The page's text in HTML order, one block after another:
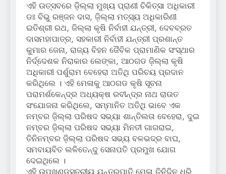
ଏହି ଉତ୍ସବରେ ଜ଼ିଲ୍ଲା ମୁଖ୍ୟ ପ୍ରାଣୀ ଚିକିତ୍ସା ଅଧିକାରୀ
ଡଃ ବିଭୁ ରଞ୍ଜନ ଦାସ, ଜ଼ିଲ୍ଲା ମତ୍ସ୍ୟ ଅଧିକାରିଣୀ
ଇତିଶ୍ରୀ ରଥ, ଜିଲ୍ଲା କୃଷି ନିର୍ବାହୀ ଯନ୍ତ୍ରୀ, ଦେବବ୍ରତ
ଦାସମହାପାତ୍ର, ସହକାରୀ ନିର୍ବାହୀ ଯନ୍ତ୍ରୀ ପ୍ରଶାନ୍ତ
କୁମାର ଜେନା, ରାଜ୍ୟ ବିହନ ଜୈବିକ ପ୍ରାମାଣିକ ସଂସ୍ଥାର
ନିର୍ଦ୍ଦେଶକ ନିରାକାର ଲେଙ୍କା, ଆଠଗଡ ଜ଼ିଲ୍ଲା କୃଷି
ଅଧିକାରୀ ପର୍ଶୁରାମ ବେହେରା ଅତିଥି ପରିଚୟ ପ୍ରଦାନ
କରିଥିଲେ । ଏହି ମେଳାକୁ ଆଠଗଡ କୃଷି ସୂଚନା
ପରାମର୍ଶକେନ୍ଦ୍ର ଅଧ୍ୟକ୍ଷ ରବୀନ୍ଦ୍ର ନାଥ ରାଉତ
ସଂଯୋଜନା କରିଥିଲେ, ସମ୍ମାନିତ ଅତିଥି ଭାବେ ଏକ
ନମ୍ବର ଜ଼ିଲ୍ଲା ପରିଷଦ ସଭ୍ୟା ଶାନ୍ତିଲତା ବେହେରା, ଦୁଇ
ନମ୍ବର ଜ଼ିଲ୍ଲା ପରିଷଦ ସଭ୍ୟା ମିନତୀ ଗାଗରାଇ,
ତିନିନମ୍ବର ଜ଼ିଲ୍ଲା ପରିଷଦ ସଭ୍ୟ ବଳଭଦ୍ର ବାଘ,
ସମବାୟବିତ ଲଳିତେନ୍ଦୁ ସେନାପତି ପ୍ରମୁଖ ଯୋଗ
ଦେଇଥିଲେ ।
ଏହି ଉପଖଣ୍ଡସ୍ତରୀୟ ଯନ୍ତ୍ରପାତି ମେଳା ତିନିଦିନ ଧରି